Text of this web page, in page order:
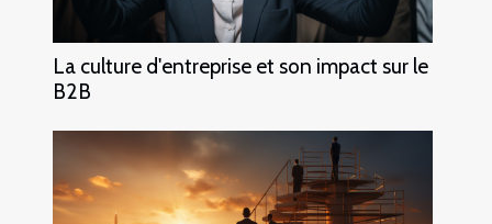
La culture d'entreprise et son impact sur le
B2B